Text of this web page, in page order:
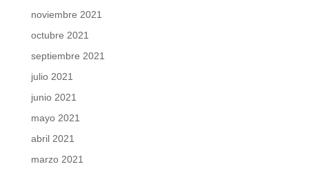
noviembre 2021
octubre 2021
septiembre 2021
julio 2021
junio 2021
mayo 2021
abril 2021
marzo 2021